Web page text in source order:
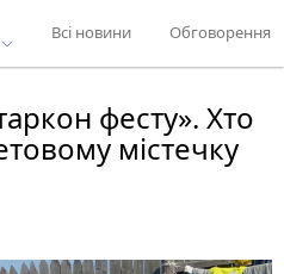
Всі новини Обговорення
фесту». Хто
містечку